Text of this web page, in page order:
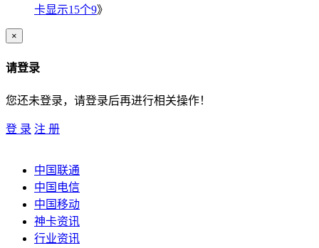
卡显示15个9》
×
请登录
您还未登录，请登录后再进行相关操作！
登 录 注 册
中国联通
中国电信
中国移动
神卡资讯
行业资讯